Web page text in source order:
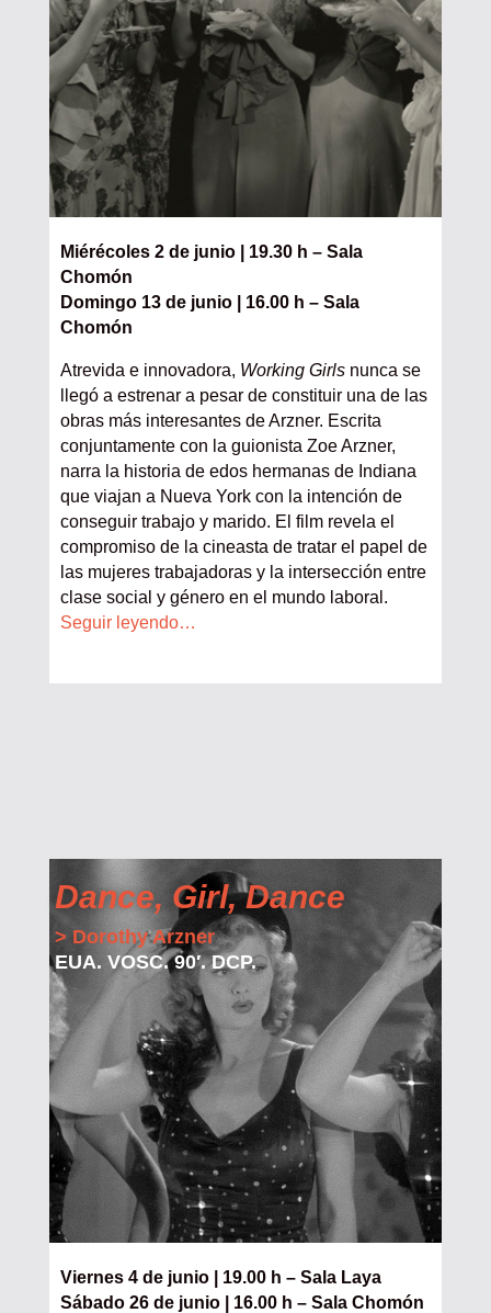
Miérécoles 2 de junio | 19.30 h – Sala
Chomón
Domingo 13 de junio | 16.00 h – Sala
Chomón
Atrevida e innovadora, Working Girlsnunca se
llegó a estrenar a pesar de constituir una de las
obras más interesantes de Arzner. Escrita
conjuntamente con la guionista Zoe Arzner,
narra la historia de edos hermanas de Indiana
que viajan a Nueva York con la intención de
conseguir trabajo y marido. El film revela el
compromiso de la cineasta de tratar el papel de
las mujeres trabajadoras y la intersección entre
clase social y género en el mundo laboral.
Seguir leyendo…
Dance, Girl, Dance
> Dorothy Arzner
EUA. VOSC. 90′. DCP.
Viernes 4 de junio | 19.00 h – Sala Laya
Sábado 26 de junio | 16.00 h – Sala Chomón